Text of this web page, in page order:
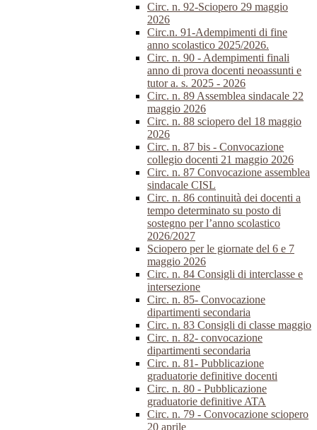
Circ. n. 92-Sciopero 29 maggio
2026
Circ.n. 91-Adempimenti di fine
anno scolastico 2025/2026.
Circ. n. 90 - Adempimenti finali
anno di prova docenti neoassunti e
tutor a. s. 2025 - 2026
Circ. n. 89 Assemblea sindacale 22
maggio 2026
Circ. n. 88 sciopero del 18 maggio
2026
Circ. n. 87 bis - Convocazione
collegio docenti 21 maggio 2026
Circ. n. 87 Convocazione assemblea
sindacale CISL
Circ. n. 86 continuità dei docenti a
tempo determinato su posto di
sostegno per l’anno scolastico
2026/2027
Sciopero per le giornate del 6 e 7
maggio 2026
Circ. n. 84 Consigli di interclasse e
intersezione
Circ. n. 85- Convocazione
dipartimenti secondaria
Circ. n. 83 Consigli di classe maggio
Circ. n. 82- convocazione
dipartimenti secondaria
Circ. n. 81- Pubblicazione
graduatorie definitive docenti
Circ. n. 80 - Pubblicazione
graduatorie definitive ATA
Circ. n. 79 - Convocazione sciopero
20 aprile